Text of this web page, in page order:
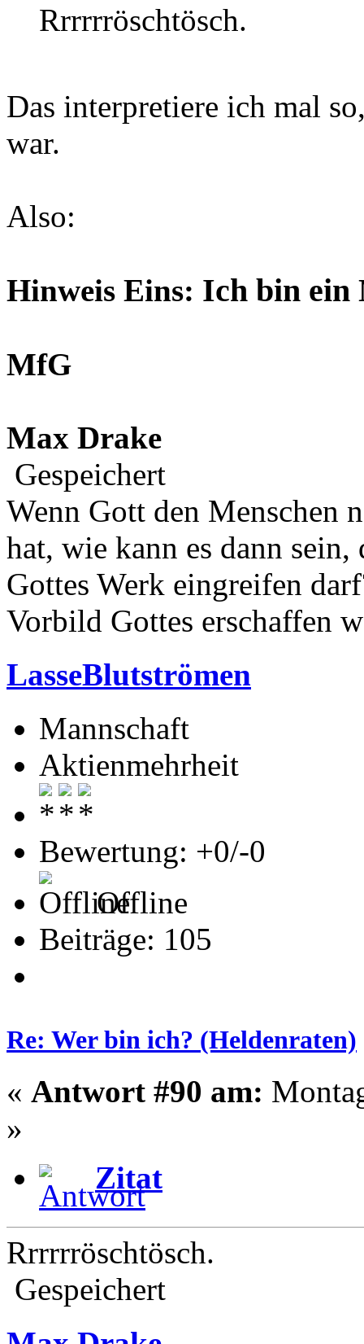
Rrrrrröschtösch.
Das interpretiere ich mal
war.
Also:
Hinweis Eins: Ich bin ein
MfG
Max Drake
Gespeichert
Wenn Gott den Menschen
hat, wie kann es dann
Gottes Werk eingreifen
Vorbild Gottes erschaffen
LasseBlutströmen
Mannschaft
Aktienmehrheit
Bewertung: +0/-0
Offline
Beiträge: 105
Re: Wer bin ich? (Heldenraten)
« Antwort #90 am:
»
Zitat
Rrrrrröschtösch.
Gespeichert